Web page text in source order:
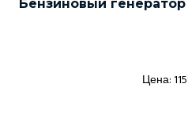
Бензиновый генератор
Цена: